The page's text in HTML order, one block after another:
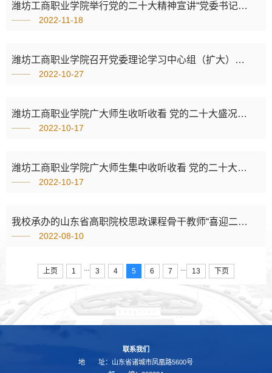
潍坊工商职业学院举行党的二十大精神宣讲“党委书记第一讲”专题报告会
2022-11-18
潍坊工商职业学院召开党委理论学习中心组（扩大）会议专题学习党的二十大精神
2022-10-27
潍坊工商职业学院广大师生收听收看 党的二十大盛况引发热烈反响
2022-10-17
潍坊工商职业学院广大师生集中收听收看 党的二十大盛况
2022-10-17
我校承办的山东省高职院校思政课程骨干教师“喜迎二十大 奋进新征程”暑期实践研修在延安大学泽东干部学院顺利举办
2022-08-10
上页 1 ... 3 4 5 6 7 ... 13 下页
联系我们
地 址：山东省诸城市凤凰路5600号